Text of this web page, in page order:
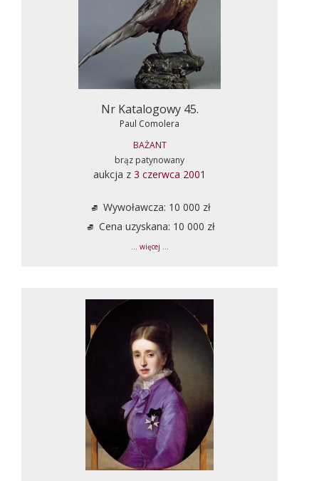
Nr Katalogowy 45.
Paul Comolera
BAŻANT
brąz patynowany
aukcja z 3 czerwca 2001
Wywoławcza: 10 000 zł
Cena uzyskana: 10 000 zł
... więcej ...